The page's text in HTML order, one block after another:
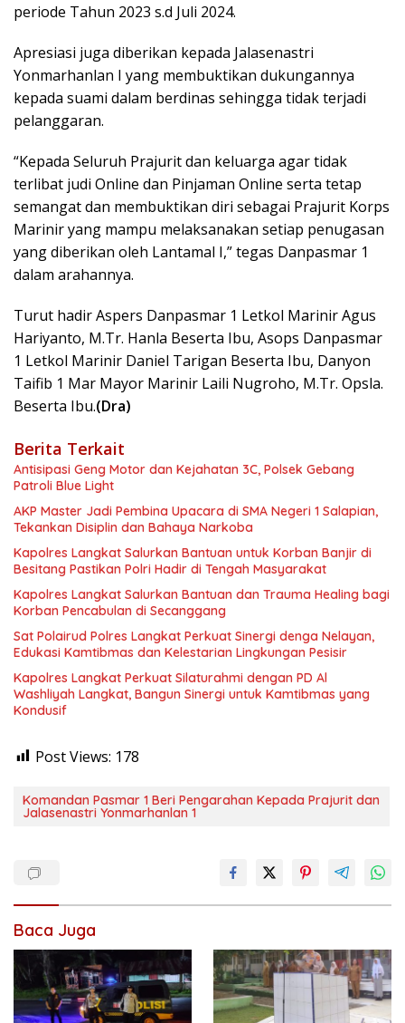
periode Tahun 2023 s.d Juli 2024.
Apresiasi juga diberikan kepada Jalasenastri
Yonmarhanlan I yang membuktikan dukungannya
kepada suami dalam berdinas sehingga tidak terjadi
pelanggaran.
“Kepada Seluruh Prajurit dan keluarga agar tidak
terlibat judi Online dan Pinjaman Online serta tetap
semangat dan membuktikan diri sebagai Prajurit Korps
Marinir yang mampu melaksanakan setiap penugasan
yang diberikan oleh Lantamal I,” tegas Danpasmar 1
dalam arahannya.
Turut hadir Aspers Danpasmar 1 Letkol Marinir Agus
Hariyanto, M.Tr. Hanla Beserta Ibu, Asops Danpasmar
1 Letkol Marinir Daniel Tarigan Beserta Ibu, Danyon
Taifib 1 Mar Mayor Marinir Laili Nugroho, M.Tr. Opsla.
Beserta Ibu.(Dra)
Berita Terkait
Antisipasi Geng Motor dan Kejahatan 3C, Polsek Gebang
Patroli Blue Light
AKP Master Jadi Pembina Upacara di SMA Negeri 1 Salapian,
Tekankan Disiplin dan Bahaya Narkoba
Kapolres Langkat Salurkan Bantuan untuk Korban Banjir di
Besitang Pastikan Polri Hadir di Tengah Masyarakat
Kapolres Langkat Salurkan Bantuan dan Trauma Healing bagi
Korban Pencabulan di Secanggang
Sat Polairud Polres Langkat Perkuat Sinergi denga Nelayan,
Edukasi Kamtibmas dan Kelestarian Lingkungan Pesisir
Kapolres Langkat Perkuat Silaturahmi dengan PD Al
Washliyah Langkat, Bangun Sinergi untuk Kamtibmas yang
Kondusif
Post Views: 178
Komandan Pasmar 1 Beri Pengarahan Kepada Prajurit dan
Jalasenastri Yonmarhanlan 1
Baca Juga